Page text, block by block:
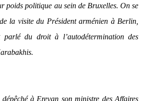
poids politique au sein de Bruxelles. On se
la visite du Président arménien à Berlin,
parlé du droit à l’autodétermination des
à Erevan son ministre des Affaires